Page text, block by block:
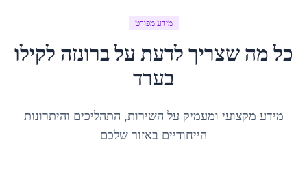
מידע מפורט
כל מה שצריך לדעת עלברונזה לקילו
בערד
מידע מקצועי ומעמיק על השירות, התהליכים והיתרונות
הייחודיים באזור שלכם